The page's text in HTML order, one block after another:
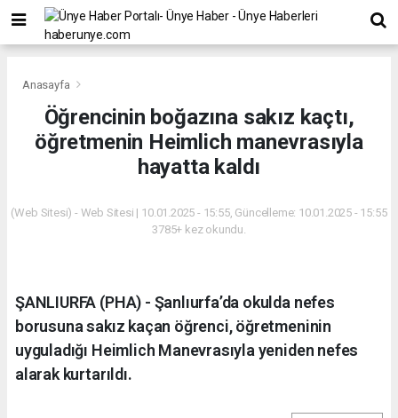
Anasayfa
Öğrencinin boğazına sakız kaçtı,
öğretmenin Heimlich manevrasıyla
hayatta kaldı
(Web Sitesi) - Web Sitesi | 10.01.2025 - 15:55, Güncelleme: 10.01.2025 - 15:55
3785+ kez okundu.
ŞANLIURFA (PHA) - Şanlıurfa’da okulda nefes
borusuna sakız kaçan öğrenci, öğretmeninin
uyguladığı Heimlich Manevrasıyla yeniden nefes
alarak kurtarıldı.